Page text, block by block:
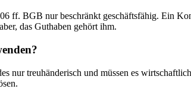
ff. BGB nur beschränkt geschäftsfähig. Ein
das Guthaben gehört ihm.
nur treuhänderisch und müssen es